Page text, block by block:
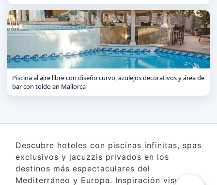
Piscina al aire libre con diseño curvo, azulejos decorativos y área de
bar con toldo en Mallorca
Descubre hoteles con piscinas infinitas, spas
exclusivos y jacuzzis privados en los
destinos más espectaculares del
Mediterráneo y Europa. Inspiración visual